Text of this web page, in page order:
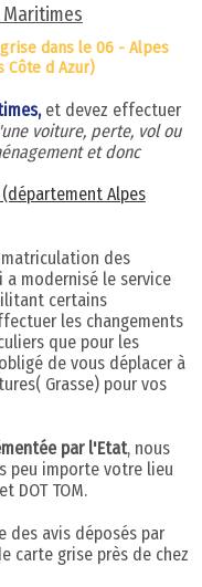
dans le 06 - Alpes
Côte d Azur)
et devez effectuer
voiture, perte, vol ou
et donc
Alpes
des
a modernisé le service
certains
les changements
que pour les
de vous déplacer à
Grasse) pour vos
par l'Etat, nous
peu importe votre lieu
DOT TOM.
des avis déposés par
carte grise près de chez